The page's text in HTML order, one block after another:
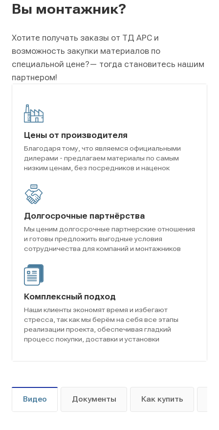
Вы монтажник?
Хотите получать заказы от ТД АРС и
возможность закупки материалов по
специальной цене?— тогда становитесь нашим
партнером!
Цены от производителя
Благодаря тому, что являемся официальными
дилерами - предлагаем материалы по самым
низким ценам, без посредников и наценок
Долгосрочные партнёрства
Мы ценим долгосрочные партнерские отношения
и готовы предложить выгодные условия
сотрудничества для компаний и монтажников
Комплексный подход
Наши клиенты экономят время и избегают
стресса, так как мы берём на себя все этапы
реализации проекта, обеспечивая гладкий
процесс покупки, доставки и установки
Видео Документы Как купить